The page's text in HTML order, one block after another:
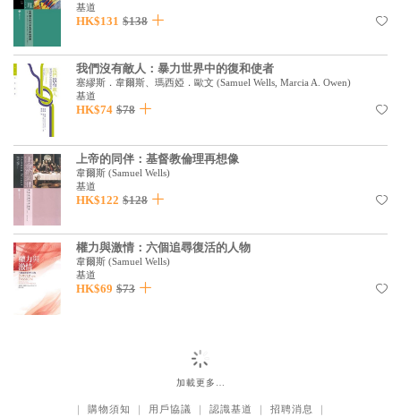
基道 Top 50
基道
HK$131 $138
我們沒有敵人：暴力世界中的復和使者
塞繆斯．韋爾斯、瑪西婭．歐文 (Samuel Wells, Marcia A. Owen)
基道
HK$74 $78
上帝的同伴：基督教倫理再想像
韋爾斯 (Samuel Wells)
基道
HK$122 $128
權力與激情：六個追尋復活的人物
韋爾斯 (Samuel Wells)
基道
HK$69 $73
加載更多…
｜ 購物須知 ｜ 用戶協議 ｜ 認識基道 ｜ 招聘消息 ｜